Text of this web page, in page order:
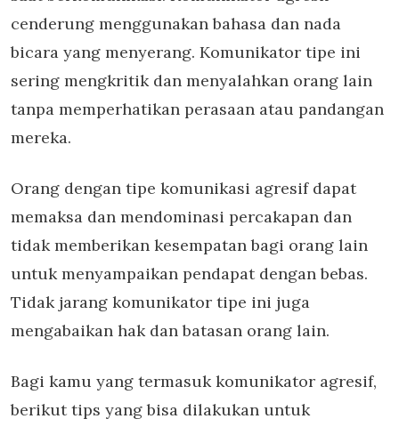
cenderung menggunakan bahasa dan nada
bicara yang menyerang. Komunikator tipe ini
sering mengkritik dan menyalahkan orang lain
tanpa memperhatikan perasaan atau pandangan
mereka.
Orang dengan tipe komunikasi agresif dapat
memaksa dan mendominasi percakapan dan
tidak memberikan kesempatan bagi orang lain
untuk menyampaikan pendapat dengan bebas.
Tidak jarang komunikator tipe ini juga
mengabaikan hak dan batasan orang lain.
Bagi kamu yang termasuk komunikator agresif,
berikut tips yang bisa dilakukan untuk